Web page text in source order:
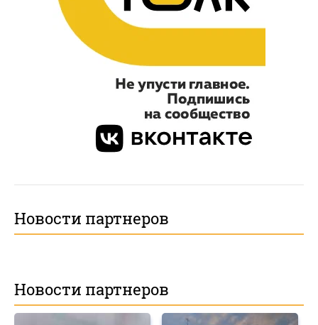
Новости партнеров
Новости партнеров